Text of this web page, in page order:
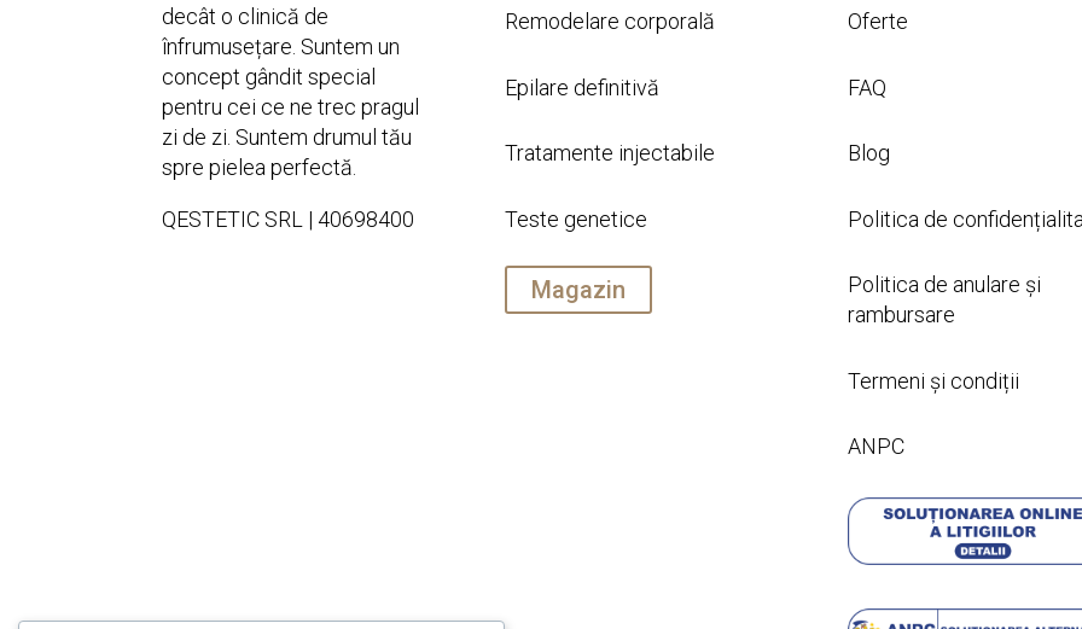
decât o clinică de
înfrumusețare. Suntem un
concept gândit special
pentru cei ce ne trec pragul
zi de zi. Suntem drumul tău
spre pielea perfectă.
QESTETIC SRL | 40698400
Remodelare corporală
Epilare definitivă
Tratamente injectabile
Teste genetice
Magazin
Oferte
FAQ
Blog
Politica de
Politica de anulare și
rambursare
Termeni și condiții
ANPC